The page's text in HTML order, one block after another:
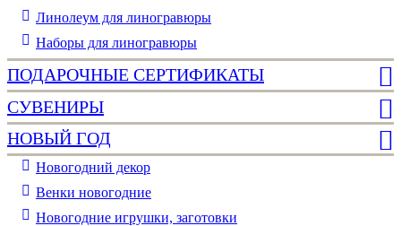
Линолеум для линогравюры
Наборы для линогравюры
ПОДАРОЧНЫЕ СЕРТИФИКАТЫ
СУВЕНИРЫ
НОВЫЙ ГОД
Новогодний декор
Венки новогодние
Новогодние игрушки, заготовки